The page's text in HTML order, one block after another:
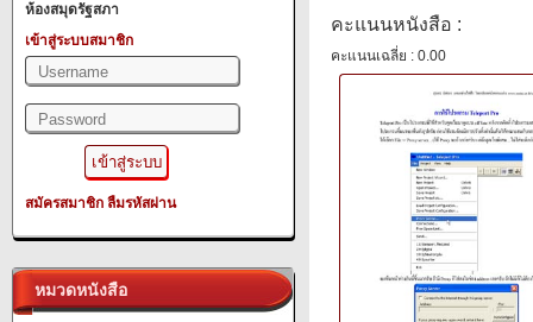
ห้องสมุดรัฐสภา
เข้าสู่ระบบสมาชิก
สมัครสมาชิก ลืมรหัสผ่าน
หมวดหนังสือ
คะแนนหนังสือ :
คะแนนเฉลี่ย : 0.00